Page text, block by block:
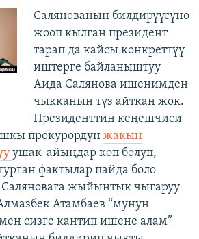
Салянованын билдирүүсүнө
жооп кылган президент
тарап да кайсы конкреттүү
иштерге байланыштуу
Аида Салянова ишенимден
чыкканын түз айткан жок.
Президенттин кеңешчиси
прокурордун жакын
ушак-айыңдар көп болуп,
фактылар пайда боло
жыйынтык чыгаруу
Атамбаев “мунун
сизге кантип ишене алам”